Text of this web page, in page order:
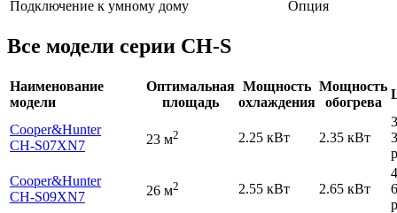
Подключение к умному дому
Опция
Все модели серии CH-S
Наименование
модели
Оптимальная
площадь
Мощность
охлаждения
Мощность
обогрева
Cooper&Hunter
CH-S07XN7
23 м2 2.25 кВт 2.35 кВт
Cooper&Hunter
CH-S09XN7
26 м2 2.55 кВт 2.65 кВт